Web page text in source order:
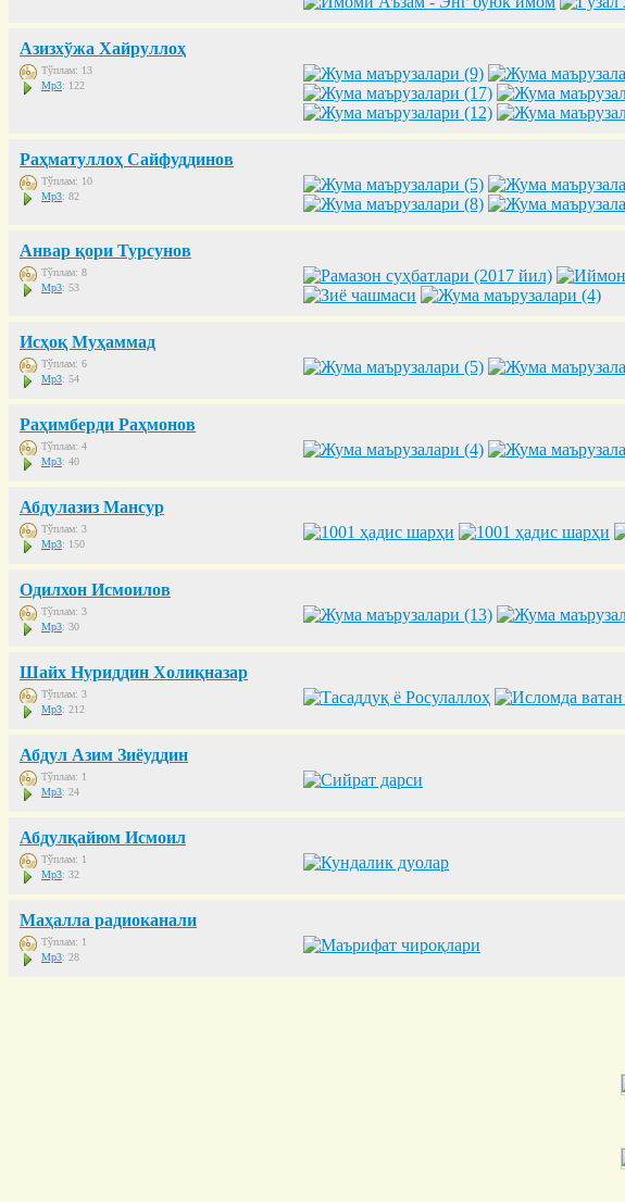
Азизхўжа Хайруллоҳ
Тўплам: 13
Mp3: 122
Раҳматуллоҳ Сайфуддинов
Тўплам: 10
Mp3: 82
Анвар қори Турсунов
Тўплам: 8
Mp3: 53
Исҳоқ Муҳаммад
Тўплам: 6
Mp3: 54
Раҳимберди Раҳмонов
Тўплам: 4
Mp3: 40
Абдулазиз Мансур
Тўплам: 3
Mp3: 150
Одилхон Исмоилов
Тўплам: 3
Mp3: 30
Шайх Нуриддин Холиқназар
Тўплам: 3
Mp3: 212
Абдул Азим Зиёуддин
Тўплам: 1
Mp3: 24
Абдулқайюм Исмоил
Тўплам: 1
Mp3: 32
Маҳалла радиоканали
Тўплам: 1
Mp3: 28